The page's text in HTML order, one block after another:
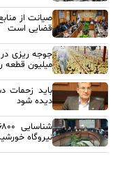
صیانت از
قضایی است
میلیون قطعه
باید زحمات
دیده شود
نیروگاه